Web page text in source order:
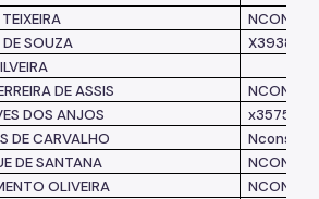
NCONSTA
DE SOUZA
X393825
DE ASSIS
NCONSTA
DOS ANJOS
x357574
DE CARVALHO
Nconsta
DE SANTANA
NCONSTA
OLIVEIRA
NCONSTA